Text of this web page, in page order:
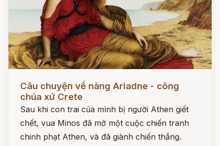
Câu chuyện về nàng Ariadne - công
chúa xứ Crete
Sau khi con trai của mình bị người Athen giết
chết, vua Minos đã mở một cuộc chiến tranh
chinh phạt Athen, và đã giành chiến thắng.